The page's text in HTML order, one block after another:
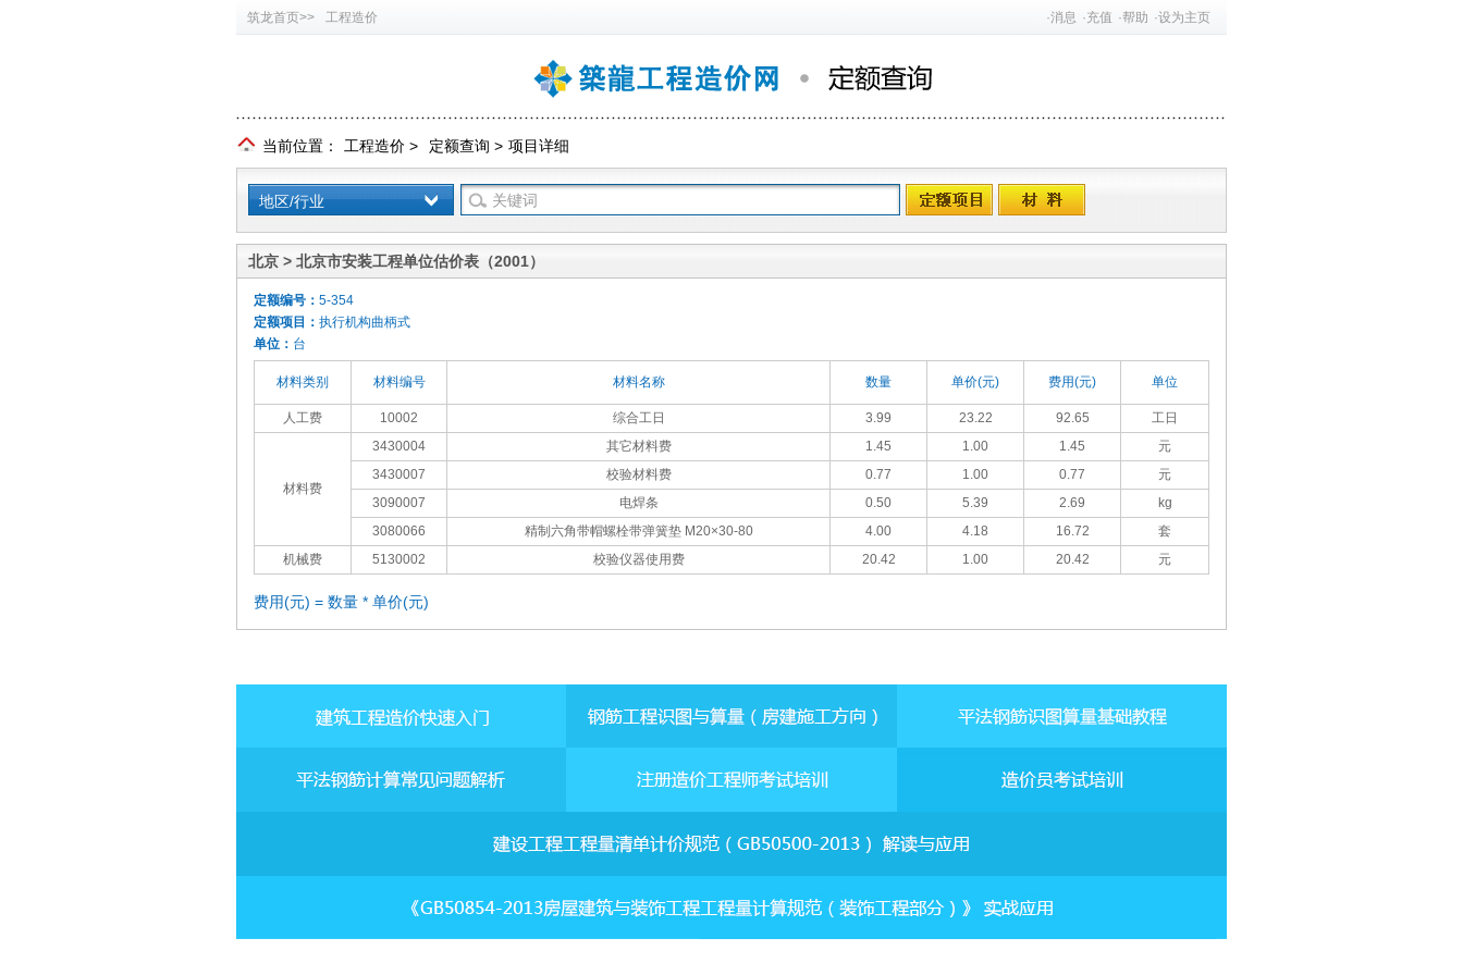
筑龙首页>> 工程造价 ·消息 ·充值 ·帮助 ·设为主页
当前位置： 工程造价 > 定额查询 > 项目详细
地区/行业
北京 > 北京市安装工程单位估价表（2001）
定额编号： 5-354
定额项目： 执行机构曲柄式
单位： 台
材料类别 材料编号 材料名称 数量 单价(元) 费用(元) 单位
人工费 10002 综合工日 3.99 23.22 92.65 工日
材料费
3430004 其它材料费 1.45 1.00 1.45
元
3430007
校验材料费 0.77 1.00 0.77
元
3090007
电焊条 0.50 5.39 2.69
kg
3080066
精制六角带帽螺栓带弹簧垫 M20×30-80 4.00 4.18 16.72
套
机械费
5130002 校验仪器使用费 20.42 1.00 20.42 元
费用(元) = 数量 * 单价(元)